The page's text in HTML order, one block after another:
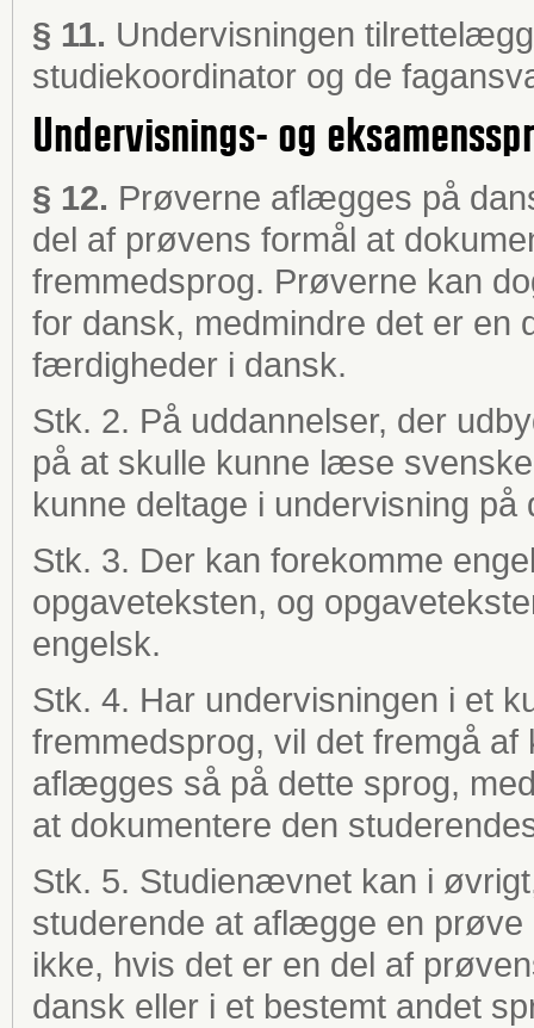
§ 11. Undervisningen
studiekoordinator og de
Undervisnings- og
§ 12. Prøverne aflægges på
del af prøvens formål at
fremmedsprog. Prøverne kan
for dansk, medmindre det er en
færdigheder i dansk.
Stk. 2. På uddannelser, der
på at skulle kunne læse
kunne deltage i undervisning på
Stk. 3. Der kan forekomme
opgaveteksten, og
engelsk.
Stk. 4. Har undervisningen i et
fremmedsprog, vil det fremgå
aflægges så på dette sprog,
at dokumentere den
Stk. 5. Studienævnet kan i
studerende at aflægge en
ikke, hvis det er en del af
dansk eller i et bestemt andet